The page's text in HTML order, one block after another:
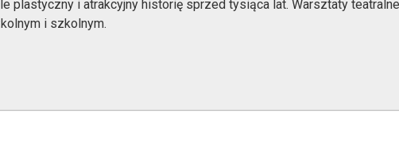
plastyczny i atrakcyjny historię sprzed tysiąca lat. Warsztaty
i szkolnym.